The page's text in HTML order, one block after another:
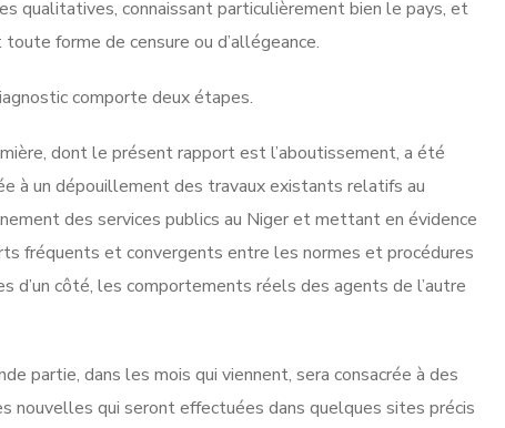
qualitatives, connaissant particulièrement bien le pays, et
forme de censure ou d’allégeance.
comporte deux étapes.
dont le présent rapport est l’aboutissement, a été
à un dépouillement des travauxexistants relatifs au
des services publics au Niger et mettant en évidence
fréquents et convergents entre les normes et procédures
d’un côté, les comportements réels des agents de l’autre
partie, dans les mois qui viennent, sera consacrée à des
nouvelles qui seront effectuées dans quelques sites précis